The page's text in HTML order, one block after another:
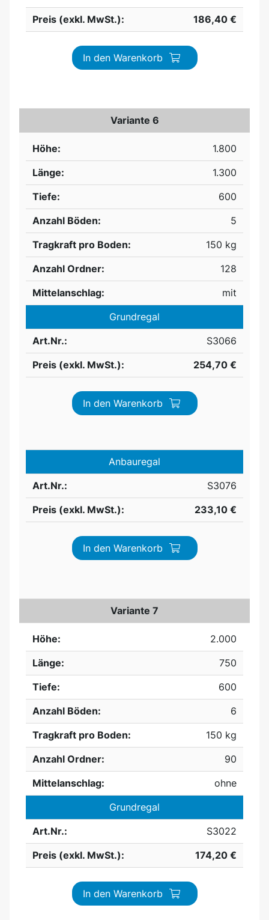
Preis (exkl. MwSt.):
186,40 €
In den Warenkorb
Variante 6
Höhe:
1.800
Länge:
1.300
Tiefe:
600
Anzahl Böden:
5
Tragkraft pro Boden:
150 kg
Anzahl Ordner:
128
Mittelanschlag:
mit
Grundregal
Art.Nr.:
S3066
Preis (exkl. MwSt.):
254,70 €
In den Warenkorb
Anbauregal
Art.Nr.:
S3076
Preis (exkl. MwSt.):
233,10 €
In den Warenkorb
Variante 7
Höhe:
2.000
Länge:
750
Tiefe:
600
Anzahl Böden:
6
Tragkraft pro Boden:
150 kg
Anzahl Ordner:
90
Mittelanschlag:
ohne
Grundregal
Art.Nr.:
S3022
Preis (exkl. MwSt.):
174,20 €
In den Warenkorb